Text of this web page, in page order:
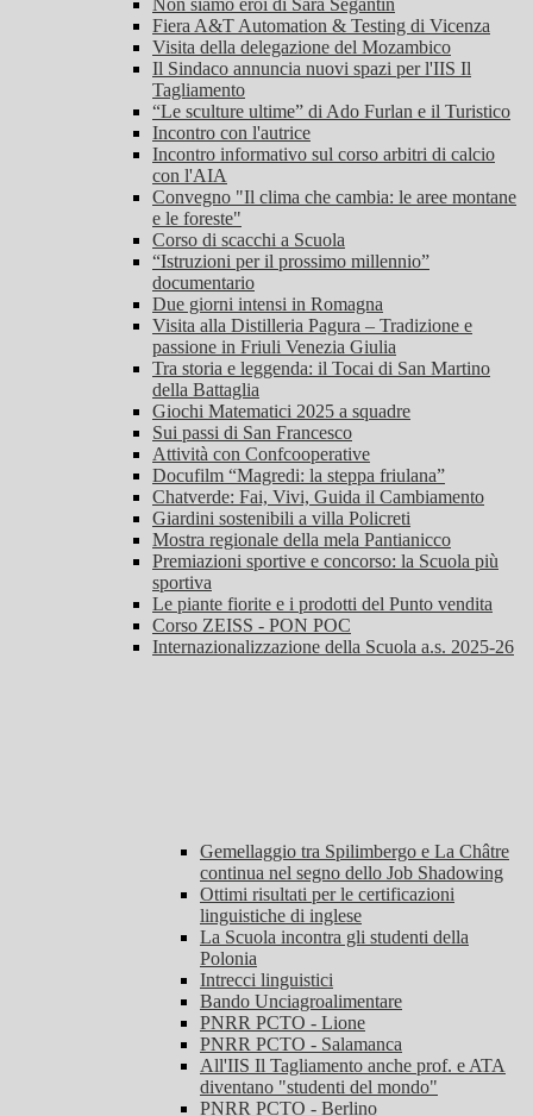
Non siamo eroi di Sara Segantin
Fiera A&T Automation & Testing di Vicenza
Visita della delegazione del Mozambico
Il Sindaco annuncia nuovi spazi per l'IIS Il
Tagliamento
“Le sculture ultime” di Ado Furlan e il Turistico
Incontro con l'autrice
Incontro informativo sul corso arbitri di calcio
con l'AIA
Convegno "Il clima che cambia: le aree montane
e le foreste"
Corso di scacchi a Scuola
“Istruzioni per il prossimo millennio”
documentario
Due giorni intensi in Romagna
Visita alla Distilleria Pagura – Tradizione e
passione in Friuli Venezia Giulia
Tra storia e leggenda: il Tocai di San Martino
della Battaglia
Giochi Matematici 2025 a squadre
Sui passi di San Francesco
Attività con Confcooperative
Docufilm “Magredi: la steppa friulana”
Chatverde: Fai, Vivi, Guida il Cambiamento
Giardini sostenibili a villa Policreti
Mostra regionale della mela Pantianicco
Premiazioni sportive e concorso: la Scuola più
sportiva
Le piante fiorite e i prodotti del Punto vendita
Corso ZEISS - PON POC
Internazionalizzazione della Scuola a.s. 2025-26
Gemellaggio tra Spilimbergo e La Châtre
continua nel segno dello Job Shadowing
Ottimi risultati per le certificazioni
linguistiche di inglese
La Scuola incontra gli studenti della
Polonia
Intrecci linguistici
Bando Unciagroalimentare
PNRR PCTO - Lione
PNRR PCTO - Salamanca
All'IIS Il Tagliamento anche prof. e ATA
diventano "studenti del mondo"
PNRR PCTO - Berlino